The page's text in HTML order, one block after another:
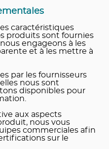
caractéristiques
produits sont fournies
engageons à les
et à les mettre à
par les fournisseurs
nous sont
disponibles pour
aux aspects
nous vous
commerciales afin
sur le